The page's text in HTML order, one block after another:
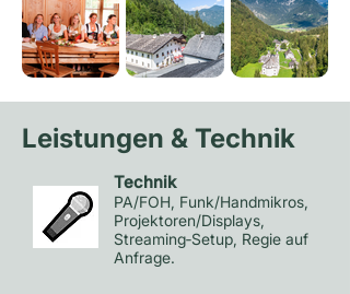
Leistungen & Technik
Technik
PA/FOH, Funk/Handmikros,
Projektoren/Displays,
Streaming‑Setup, Regie auf
Anfrage.